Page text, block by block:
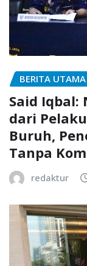
BERITA UTAMA
Said Iqbal:
dari
Buruh,
Tanpa
redaktur